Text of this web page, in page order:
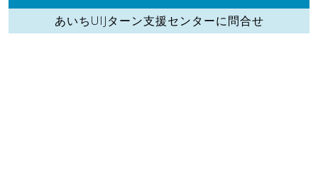
あいちUIJターン支援センターに問合せ